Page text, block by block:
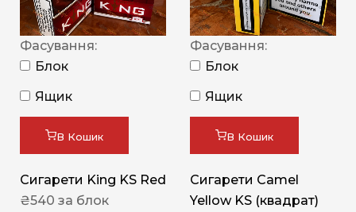
Фасування:
Блок
Ящик
В Кошик
Сигарети King KS Red
₴540 за блок
Фасування:
Блок
Ящик
В Кошик
Сигарети Camel
Yellow KS (квадрат)